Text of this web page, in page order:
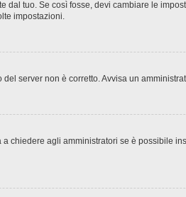
tuo. Se così fosse, devi cambiare le
impostazioni.
server non è corretto. Avvisa un
chiedere agli amministratori se è possibile